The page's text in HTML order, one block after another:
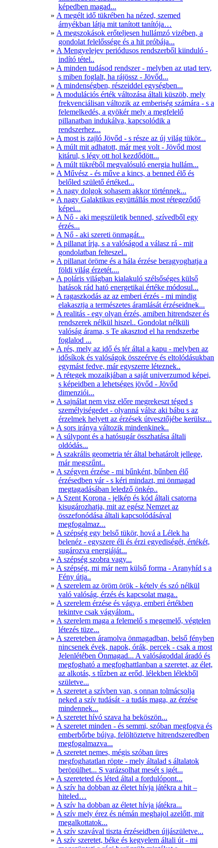
képedben magad...
A megélt idő tükrében ha nézed, szemed
árnyékban látja mit tanított tanítója…
A megszokások erőteljesen hullámzó vizében, a
gondolat felelőssége és a hit próbája...
A Mengyelejev periódusos rendszerből kiinduló -
indító tétel..
A minden tudásod rendszer - melyben az utad terv,
s miben foglalt, ha rájössz - Jövőd...
A mindenségben, részeiddel egységben...
A modulációs érték változása általi küszöb, mely
frekvenciálisan változik az emberiség számára - s a
felemelkedés, a gyökér mely a megfelelő
pillanatban indukálva, kapcsolódik a
rendszerhez...
A most is zajló Jövőd - s része az új világ tükör...
A múlt mit adhatott, már meg volt - Jövőd most
kitárul, s légy ott hol kezdődött...
A múlt tükréből megvalósuló energia hullám...
A Művész - és műve a kincs, a benned élő és
belőled születő értéked...
A nagy dolgok sohasem akkor történnek...
A nagy Galaktikus együttállás most rétegeződő
képei...
A Nő - aki megszületik benned, szívedből egy
érzés...
A Nő - aki szereti önmagát...
A pillanat írja, s a valóságod a válasz rá - mit
gondolatban felteszel..
A pillanat öröme és a hála érzése beragyoghatja a
földi világ érzetét....
A poláris világban kialakuló szélsőséges külső
hatások rád ható energetikai értéke módosul...
A ragaszkodás az az emberi érzés - mi mindig
elakasztja a természetes áramlását érzéseidnek...
A realitás - egy olyan érzés, amiben hitrendszer és
rendszerek nélkül hiszel.. Gondolat nélküli
valóság árama, s Te akasztod el ha rendszerbe
foglalod ...
A rés, mely az idő és tér által a kapu - melyben az
idősíkok és valóságok összeérve és eltolódásukban
egymást fedve, már egyszerre léteznek..
A rétegek mozaikjában a saját univerzumod képei,
s képeidben a lehetséges jövőd - Jövőd
dimenziói...
A sajnálat nem visz előre megrekeszt téged s
személyiségedet - olyanná válsz aki bábu s az
érzelmek helyett az érzések útvesztőjébe kerülsz...
A sors iránya változik mindenkinek..
A súlypont és a hatósugár összhatása általi
oldódás...
A szakrális geometria tér által behatárolt jellege,
már megszűnt..
A szégyen érzése - mi bűnként, bűnben élő
érzésedben vár - s kéri mindazt, mi önmagad
megtagadásában leledző önkép..
A Szent Korona - jelkép és kód általi csatorna
kisugározhatja, mit az egész Nemzet az
összefonódása általi kapcsolódásával
megfogalmaz...
A szépség egy belső tükör, hová a Lélek ha
belenéz - egyszere éli és érzi egyediségét, értékét,
sugározva energiáját...
A szépség szobra vagy...
A szépség, mi már nem külső forma - Aranyhíd s a
Fény útja..
A szerelem az öröm örök - kétely és szó nélkül
való valóság, érzés és kapcsolat maga..
A szerelem érzése és vágya, emberi értékben
tekintve csak vágyálom..
A szerelem maga a felemelő s megemelő, végtelen
létezés tüze...
A szereteben áramolva önmagadban, belső fényben
nincsenek évek, napok, órák, percek - csak a most
Jelenlétében Önmagad... A valóságoddal áradó és
megfogható a megfoghattlanban a szeretet, az élet,
az alkotás, s tűzben az erőd, lélekben lélekből
születve...
A szeretet a szívben van, s onnan tolmácsolja
neked a szív tudását - a tudás maga, az érzése
mindennek...
A szeretet hívó szava ha beköszön...
A szeretet minden - és semmi, szóban megfogva és
emberbőrbe bújva, felöltöztetve hitrendszeredben
megfogalmazva...
A szeretet nemes, mégis szóban üres
megfoghatatlan röpte - mely általad s általatok
beröpülhet... S varázsolhat mesét s igét...
A szereteted és léted által a fordulópont...
A szív ha dobban az életet hívja játékra a hit –
hiteled…
A szív ha dobban az életet hívja játékra...
A szív mely érez és némán meghajol azelőtt, mit
megalkottatok...
A szív szavával tiszta érzéseidben újjászületve...
A szív szeretet, béke és kegyelem általi út - mi